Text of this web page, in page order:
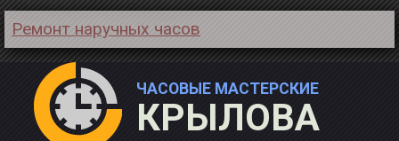
Ремонт наручных часов
ЧАСОВЫЕ МАСТЕРСКИЕ
КРЫЛОВА